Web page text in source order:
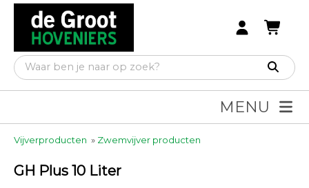
MENU
Vijverproducten » Zwemvijver producten
GH Plus 10 Liter